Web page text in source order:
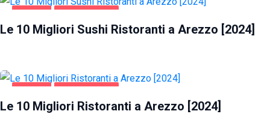
AREZZO GASTRONOMIA
Le 10 Migliori Sushi Ristoranti a Arezzo [2024]
AREZZO GASTRONOMIA
Le 10 Migliori Ristoranti a Arezzo [2024]